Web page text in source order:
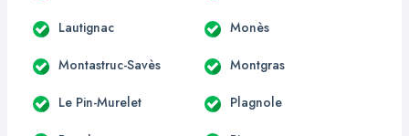
Lautignac Monès
Montastruc-Savès Montgras
Le Pin-Murelet Plagnole